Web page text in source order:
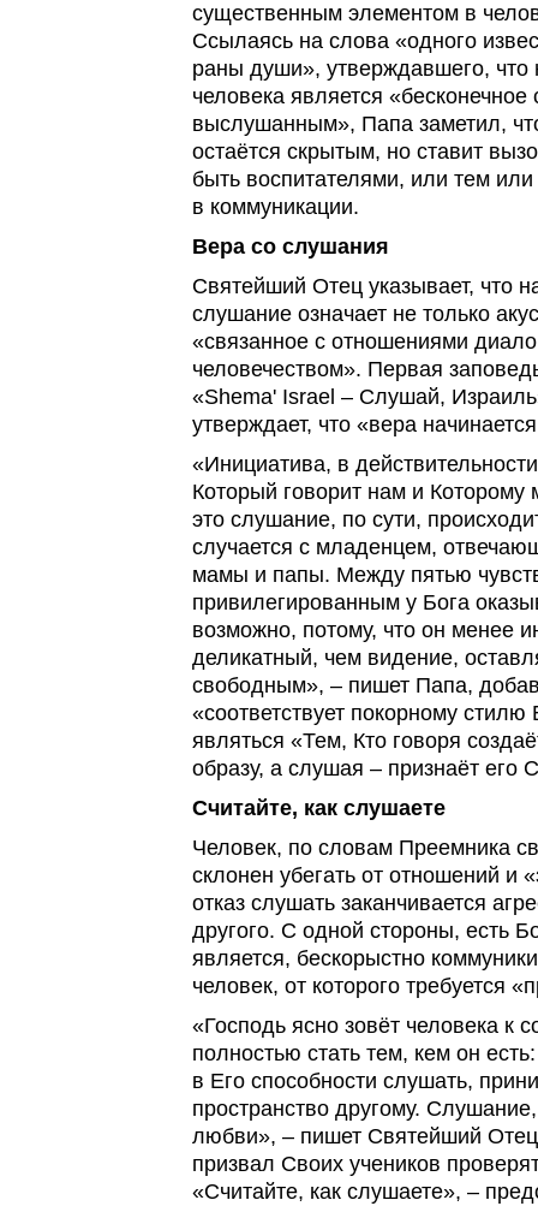
существенным элементом в
Ссылаясь на слова «одного
раны души», утверждавшего,
человека является
выслушанным», Папа заметил,
остаётся скрытым, но ставит
быть воспитателями, или тем
в коммуникации.
Вера со слушания
Святейший Отец указывает, что
слушание означает не только
«связанное с отношениями
человечеством». Первая
«Shema' Israel – Слушай,
утверждает, что «вера
«Инициатива, в
Который говорит нам и
это слушание, по сути,
случается с младенцем,
мамы и папы. Между пятью
привилегированным у Бога
возможно, потому, что он менее
деликатный, чем видение,
свободным», – пишет Папа,
«соответствует покорному
являться «Тем, Кто говоря
образу, а слушая – признаёт его
Считайте, как слушаете
Человек, по словам Преемника
склонен убегать от отношений и
отказ слушать заканчивается
другого. С одной стороны, есть
является, бескорыстно
человек, от которого требуется
«Господь ясно зовёт человека к
полностью стать тем, кем он
в Его способности слушать,
пространство другому.
любви», – пишет Святейший
призвал Своих учеников
«Считайте, как слушаете», –